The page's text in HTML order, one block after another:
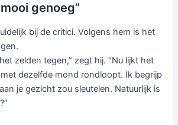
genoeg”
bij de critici. Volgens hem is het
zelden tegen,” zegt hij. “Nu lijkt het
dezelfde mond rondloopt. Ik begrijp
je gezicht zou sleutelen. Natuurlijk is